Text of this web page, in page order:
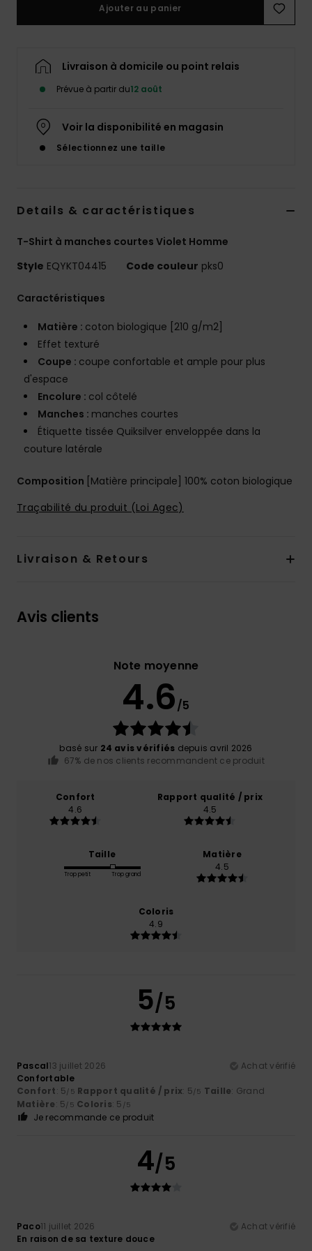
Ajouter au panier
Livraison à domicile ou point relais
Prévue à partir du12 août
Voir la disponibilité en magasin
Sélectionnez une taille
Details & caractéristiques
T-Shirt à manches courtes Violet Homme
Style EQYKT04415 Code couleur pks0
Caractéristiques
Matière : coton biologique [210 g/m2]
Effet texturé
Coupe : coupe confortable et ample pour plus
d'espace
Encolure : col côtelé
Manches : manches courtes
Étiquette tissée Quiksilver enveloppée dans la
couture latérale
Composition [Matière principale] 100% coton biologique
Traçabilité du produit (Loi Agec)
Livraison & Retours
Avis clients
Note moyenne
4.6/5
basé sur 24 avis vérifiés depuis avril 2026
67% de nos clients recommandent ce produit
Confort
4.6
Rapport qualité / prix
4.5
Taille
Trop petit Trop grand
Matière
4.5
Coloris
4.9
5/5
Pascal13 juillet 2026
Achat vérifié
Confortable
Confort: 5/5 Rapport qualité / prix: 5/5 Taille: Grand
Matière: 5/5 Coloris: 5 /5
Je recommande ce produit
4/5
Paco11 juillet 2026
Achat vérifié
En raison de sa texture douce